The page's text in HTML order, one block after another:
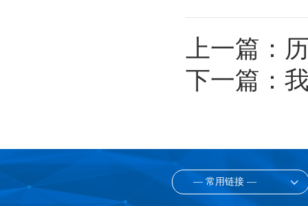
上一篇：
下一篇：
— 常用链接 —